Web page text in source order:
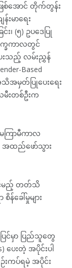
ဖြစ်အောင် တိုက်တွန်း
းမာရေး
း၊ (၅) ဥပဒေပြု
က္ခကာလတွင်
းသည့် လမ်းညွှန်
Based
သိအမှတ်ပြုပေးရေး
မီးတစ်ဦးက
ကြာမီကာလ
အထည်ဖော်သွား
နိုင်မည့် တတ်သိ
ခေါ်မှုများ
ြင်မှာ ပြည်သူတွေ
ပေးတဲ့ အပိုင်းပါ
းကပ်ရမဲ့ အပိုင်း